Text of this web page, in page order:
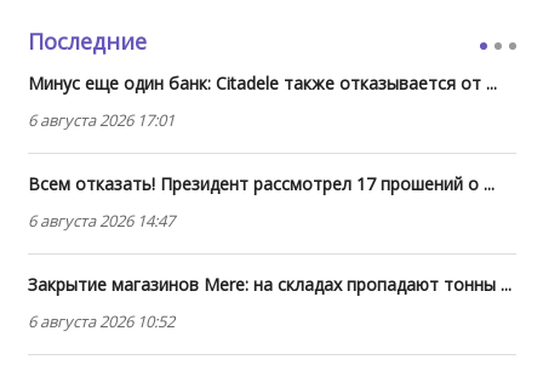
Последние
Минус еще один банк: Citadele также отказывается от ...
6 августа 2026 17:01
Всем отказать! Президент рассмотрел 17 прошений о ...
6 августа 2026 14:47
Закрытие магазинов Mere: на складах пропадают тонны ...
6 августа 2026 10:52